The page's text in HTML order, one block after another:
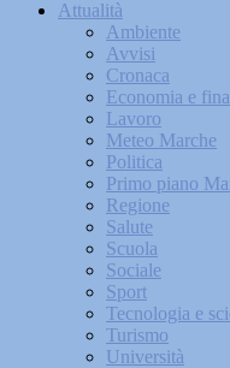
Attualità
Ambiente
Avvisi
Cronaca
Economia e
Lavoro
Meteo Marche
Politica
Primo piano
Regione
Salute
Scuola
Sociale
Sport
Tecnologia e
Turismo
Università